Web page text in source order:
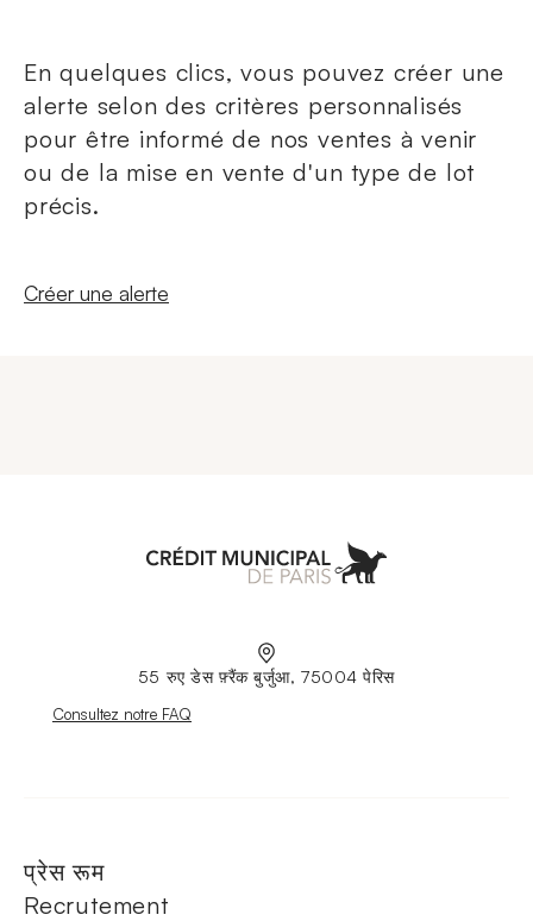
En quelques clics, vous pouvez créer une
alerte selon des critères personnalisés
pour être informé de nos ventes à venir
ou de la mise en vente d'un type de lot
précis.
Nouvelle fenêtre
Créer une alerte
55 रुए डेस फ़्रैंक बुर्जुआ, 75004 पेरिस
Nouvelle fenêtre
Consultez notre FAQ
प्रेस रूम
Recrutement